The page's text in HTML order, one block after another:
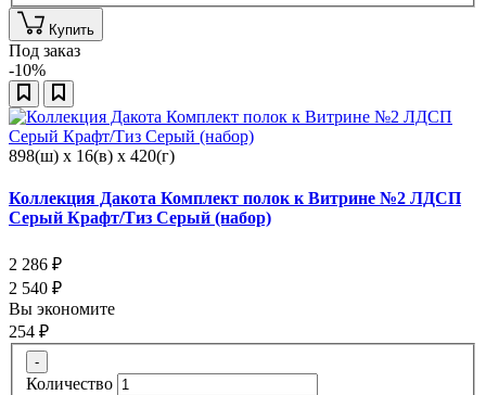
Купить
Под заказ
-10%
898(ш) x 16(в) x 420(г)
Коллекция Дакота Комплект полок к Витрине №2 ЛДСП
Серый Крафт/Тиз Серый (набор)
2 286 ₽
2 540 ₽
Вы экономите
254 ₽
-
Количество